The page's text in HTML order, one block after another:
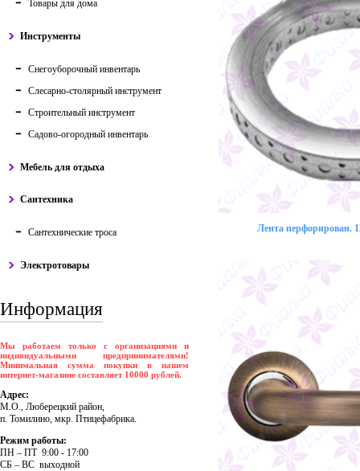
Товары для дома
Инструменты
Снегоуборочный инвентарь
Слесарно-столярный инструмент
Строительный инструмент
Садово-огородный инвентарь
Мебель для отдыха
Сантехника
Сантехнические троса
Электротовары
Информация
Мы работаем только с организациями и
индивидуальными предпринимателями!
Минимальная сумма покупки в нашем
интернет-магазине составляет 10000 рублей.
Адрес:
М.О., Люберецкий район,
п. Томилино, мкр. Птицефабрика.
Режим работы:
ПH – ПT 9:00 - 17:00
CБ – BC выходной
Лента перфорирован.